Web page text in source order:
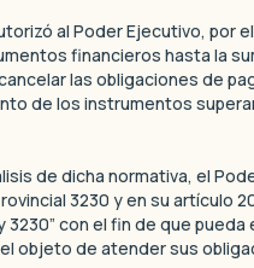
al Poder Ejecutivo, por
financieros hasta la
las obligaciones de
de los instrumentos
de dicha normativa, el
3230 y en su artículo
con el fin de que
objeto de atender sus